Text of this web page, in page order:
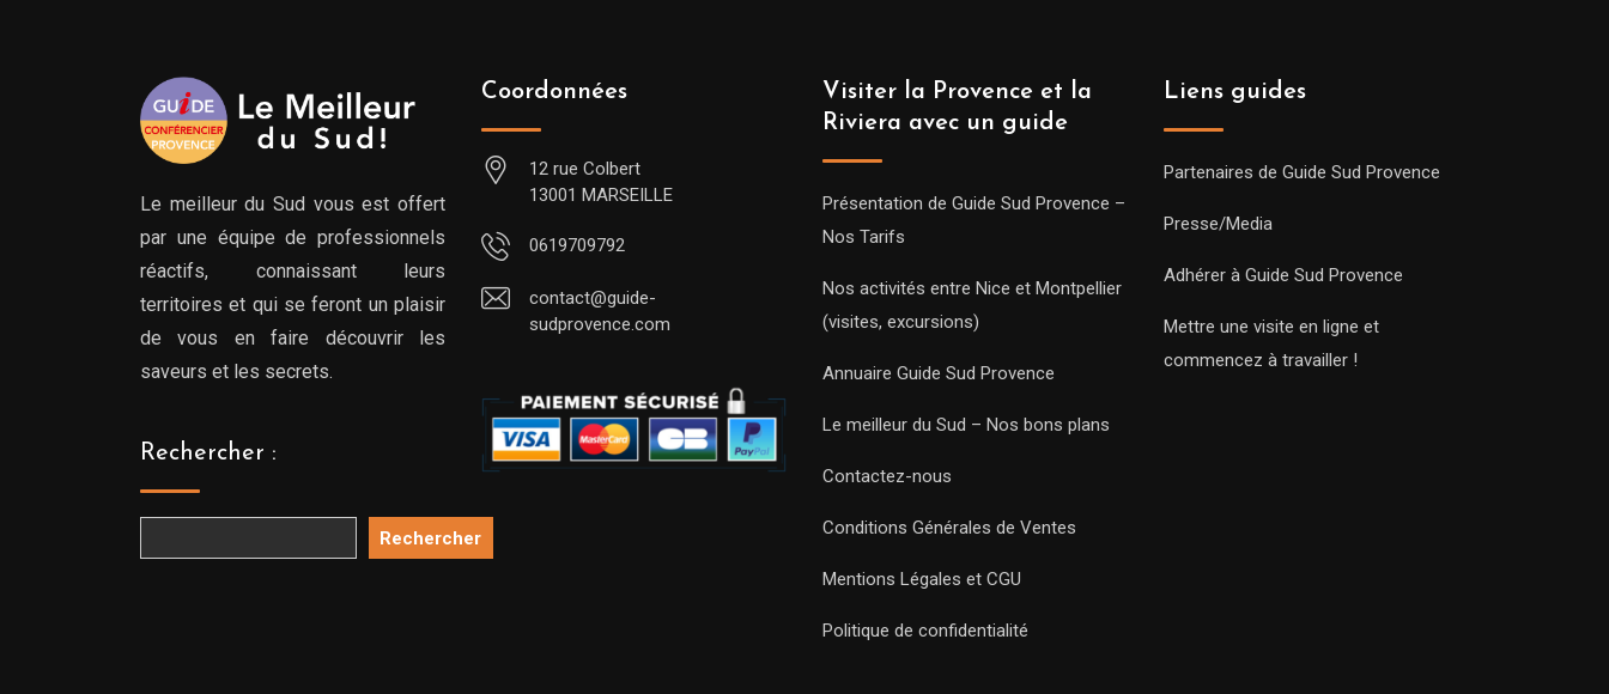
Le meilleur du Sud vous est offert
par une équipe de professionnels
réactifs, connaissant leurs
territoires et qui se feront un plaisir
de vous en faire découvrir les
saveurs et les secrets.
Rechercher :
Rechercher
Coordonnées
12 rue Colbert
13001 MARSEILLE
0619709792
contact@guide-
sudprovence.com
Visiter la Provence et la
Riviera avec un guide
Présentation de Guide Sud Provence –
Nos Tarifs
Nos activités entre Nice et Montpellier
(visites, excursions)
Annuaire Guide Sud Provence
Le meilleur du Sud – Nos bons plans
Contactez-nous
Conditions Générales de Ventes
Mentions Légales et CGU
Politique de confidentialité
Liens guides
Partenaires de Guide Sud Provence
Presse/Media
Adhérer à Guide Sud Provence
Mettre une visite en ligne et
commencez à travailler !